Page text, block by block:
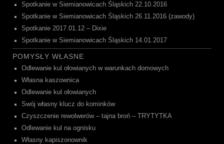
Spotkanie w Siemianowicach Śląskich 22.10.2016
Spotkanie w Siemianowicach Śląskich 26.11.2016 (zawody)
Spotkanie 2017.01.12 – Dixie
Spotkanie w Siemianowicach Śląskich 14.01.2017
POMYSŁY WŁASNE
Odlewanie kul ołowianych w warunkach domowych
Własna kaszownica
Odlewanie kul ołowianych
Swój własny klucz do kominków
Czyszczenie rewolwerów – tajna broń – TRYTYTKA
Odlewanie kul na ognisku
Własny kapiszonownik